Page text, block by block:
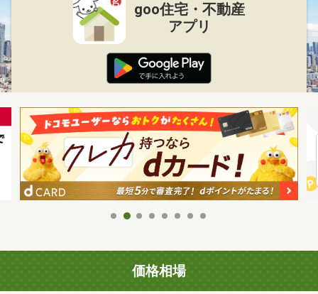
goo住宅・不動産
アプリ
価格相場